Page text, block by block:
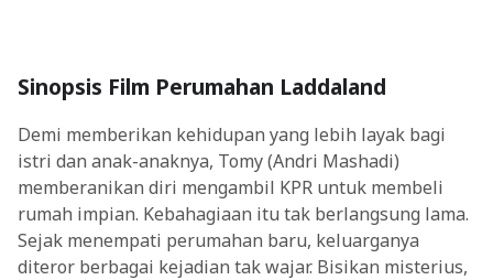
Sinopsis Film Perumahan Laddaland
Demi memberikan kehidupan yang lebih layak bagi
istri dan anak-anaknya, Tomy (Andri Mashadi)
memberanikan diri mengambil KPR untuk membeli
rumah impian. Kebahagiaan itu tak berlangsung lama.
Sejak menempati perumahan baru, keluarganya
diteror berbagai kejadian tak wajar. Bisikan misterius,